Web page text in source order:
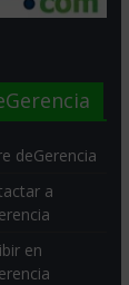
deGerencia
a
en